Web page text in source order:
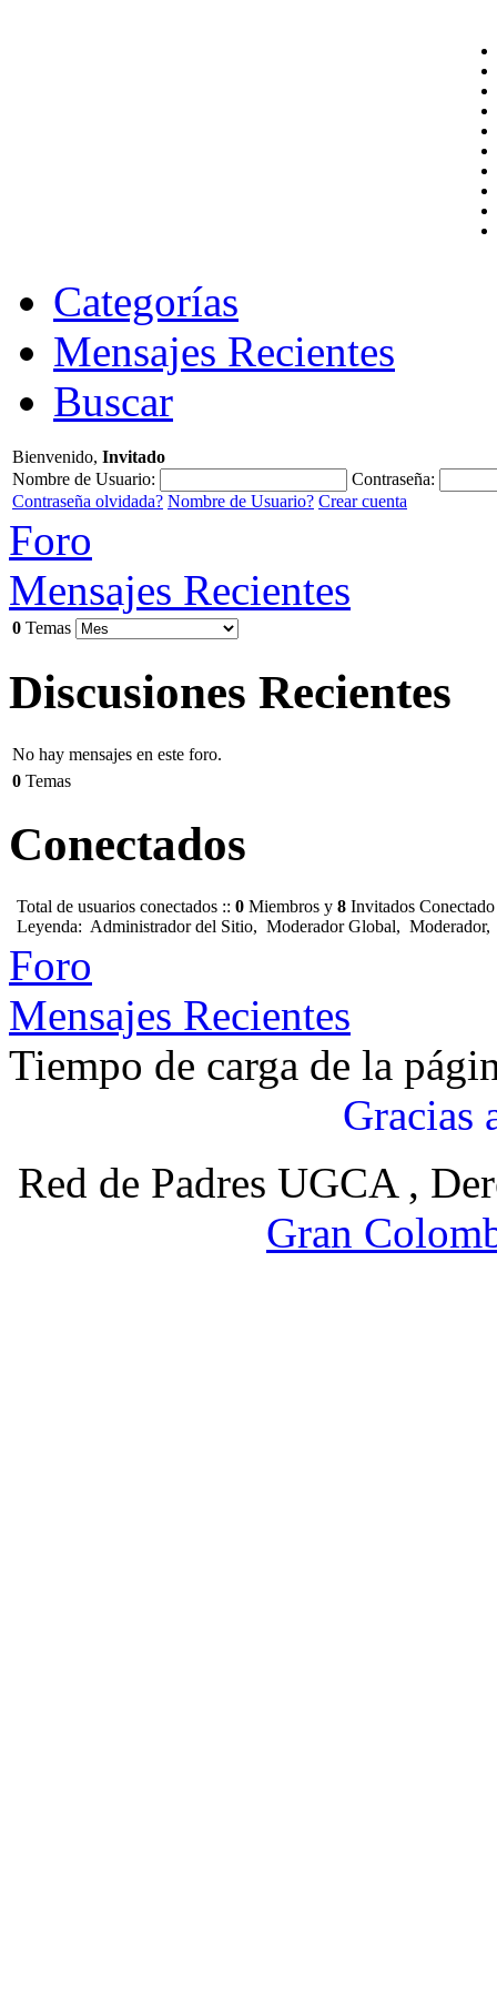
Categorías
Mensajes Recientes
Buscar
Bienvenido, Invitado
Nombre de Usuario:
Contraseña:
Contraseña olvidada? Nombre de Usuario? Crear cuenta
Foro
Mensajes Recientes
0 Temas
Discusiones Recientes
No hay mensajes en este foro.
0 Temas
Conectados
Total de usuarios conectados :: 0 Miembros y 8 Invitados Conectado
Leyenda: Administrador del Sitio, Moderador Global, Moderador
Foro
Mensajes Recientes
Tiempo de carga de la
Gracias
Red de Padres UGCA ,
Gran